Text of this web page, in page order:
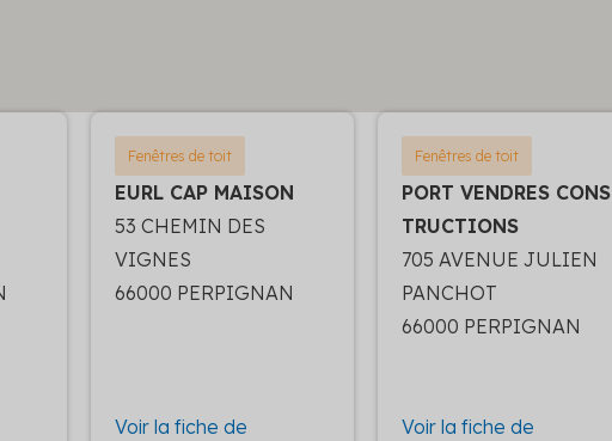
Fenêtres de toit
EURL CAP MAISON
53 CHEMIN DES
VIGNES
66000 PERPIGNAN
Voir la fiche de
Fenêtres de toit
PORT VENDRES CONS
TRUCTIONS
705 AVENUE JULIEN
PANCHOT
66000 PERPIGNAN
Voir la fiche de